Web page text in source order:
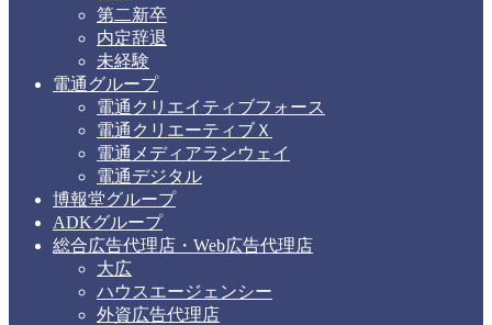
第二新卒
内定辞退
未経験
電通グループ
電通クリエイティブフォース
電通クリエーティブＸ
電通メディアランウェイ
電通デジタル
博報堂グループ
ADKグループ
総合広告代理店・Web広告代理店
大広
ハウスエージェンシー
外資広告代理店